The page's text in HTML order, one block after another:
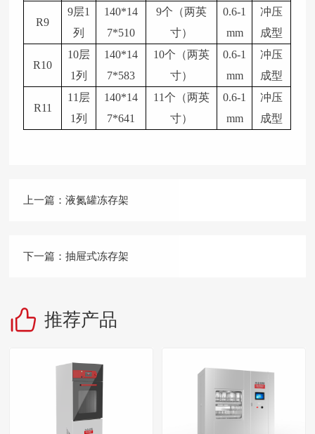
R9
9层1
列
140*14
7*510
9个（两英
寸）
0.6-1
mm
冲压
成型
R10
10层
1列
140*14
7*583
10个（两英
寸）
0.6-1
mm
冲压
成型
R11
11层
1列
140*14
7*641
11个（两英
寸）
0.6-1
mm
冲压
成型
上一篇：液氮罐冻存架
下一篇：抽屉式冻存架
推荐产品